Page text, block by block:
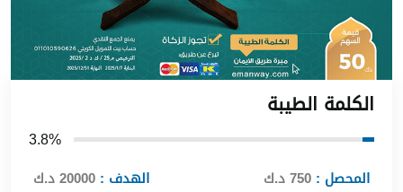
الكلمة الطيبة
3.8%
المحصل : 750 د.ك الهدف : 20000 د.ك